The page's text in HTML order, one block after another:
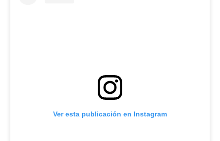
Ver esta publicación en Instagram